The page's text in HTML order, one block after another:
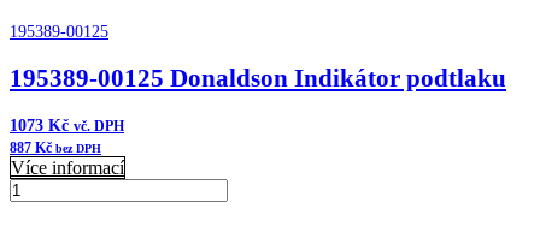
195389-00125
195389-00125 Donaldson Indikátor podtlaku
1073 Kč vč. DPH
887 Kč bez DPH
Více informací
195389-